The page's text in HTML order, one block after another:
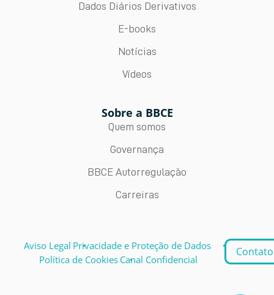
Dados Diários Derivativos
E-books
Notícias
Vídeos
Sobre a BBCE
Quem somos
Governança
BBCE Autorregulação
Carreiras
Aviso Legal Privacidade e Proteção de Dados
Política de Cookies Canal Confidencial
Contato